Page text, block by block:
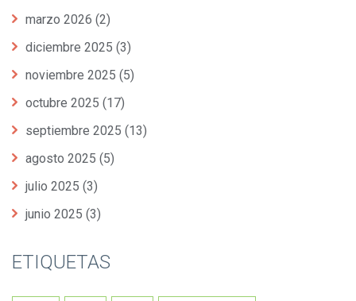
marzo 2026 (2)
diciembre 2025 (3)
noviembre 2025 (5)
octubre 2025 (17)
septiembre 2025 (13)
agosto 2025 (5)
julio 2025 (3)
junio 2025 (3)
ETIQUETAS